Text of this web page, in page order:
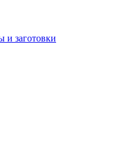
и заготовки